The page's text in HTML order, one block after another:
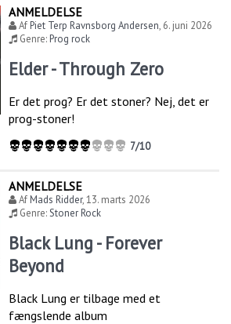
ANMELDELSE
AfPiet Terp Ravnsborg Andersen, 6. juni 2026
Genre:Prog rock
Elder - Through Zero
Er det prog? Er det stoner? Nej, det er
prog-stoner!
7/10
ANMELDELSE
AfMads Ridder,13. marts 2026
Genre:Stoner Rock
Black Lung - Forever
Beyond
Black Lung er tilbage med et
fængslende album